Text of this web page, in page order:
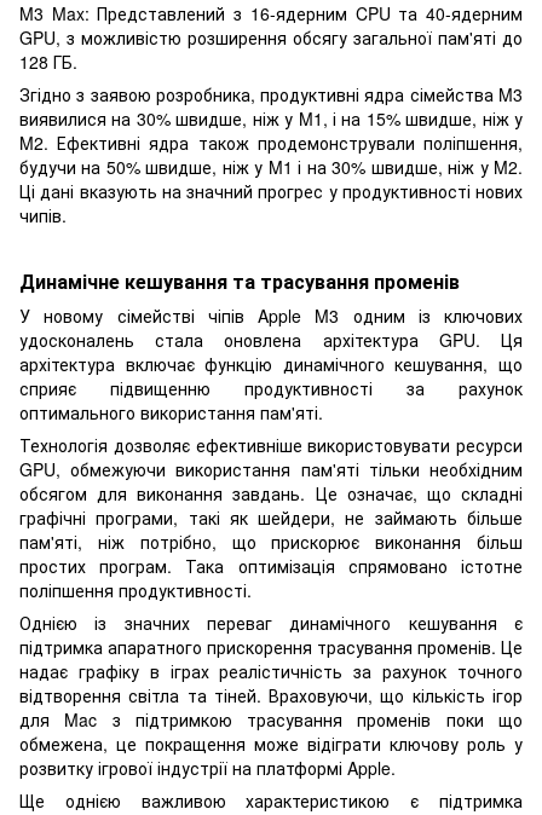
M3 Max: Представлений з 16-ядерним CPU та 40-ядерним
GPU, з можливістю розширення обсягу загальної пам'яті до
128 ГБ.
Згідно з заявою розробника, продуктивні ядра сімейства M3
виявилися на 30% швидше, ніж у M1, і на 15% швидше, ніж у
M2. Ефективні ядра також продемонстрували поліпшення,
будучи на 50% швидше, ніж у M1 і на 30% швидше, ніж у M2.
Ці дані вказують на значний прогрес у продуктивності нових
чипів.
Динамічне кешування та трасування променів
У новому сімействі чіпів Apple M3 одним із ключових
удосконалень стала оновлена архітектура GPU. Ця
архітектура включає функцію динамічного кешування, що
сприяє підвищенню продуктивності за рахунок
оптимального використання пам'яті.
Технологія дозволяє ефективніше використовувати ресурси
GPU, обмежуючи використання пам'яті тільки необхідним
обсягом для виконання завдань. Це означає, що складні
графічні програми, такі як шейдери, не займають більше
пам'яті, ніж потрібно, що прискорює виконання більш
простих програм. Така оптимізація спрямовано істотне
поліпшення продуктивності.
Однією із значних переваг динамічного кешування є
підтримка апаратного прискорення трасування променів. Це
надає графіку в іграх реалістичність за рахунок точного
відтворення світла та тіней. Враховуючи, що кількість ігор
для Mac з підтримкою трасування променів поки що
обмежена, це покращення може відіграти ключову роль у
розвитку ігрової індустрії на платформі Apple.
Ще однією важливою характеристикою є підтримка